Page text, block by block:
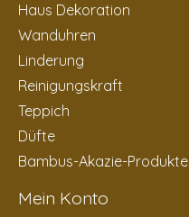
Haus Dekoration
Wanduhren
Linderung
Reinigungskraft
Teppich
Düfte
Bambus-Akazie-Produkte
Mein Konto